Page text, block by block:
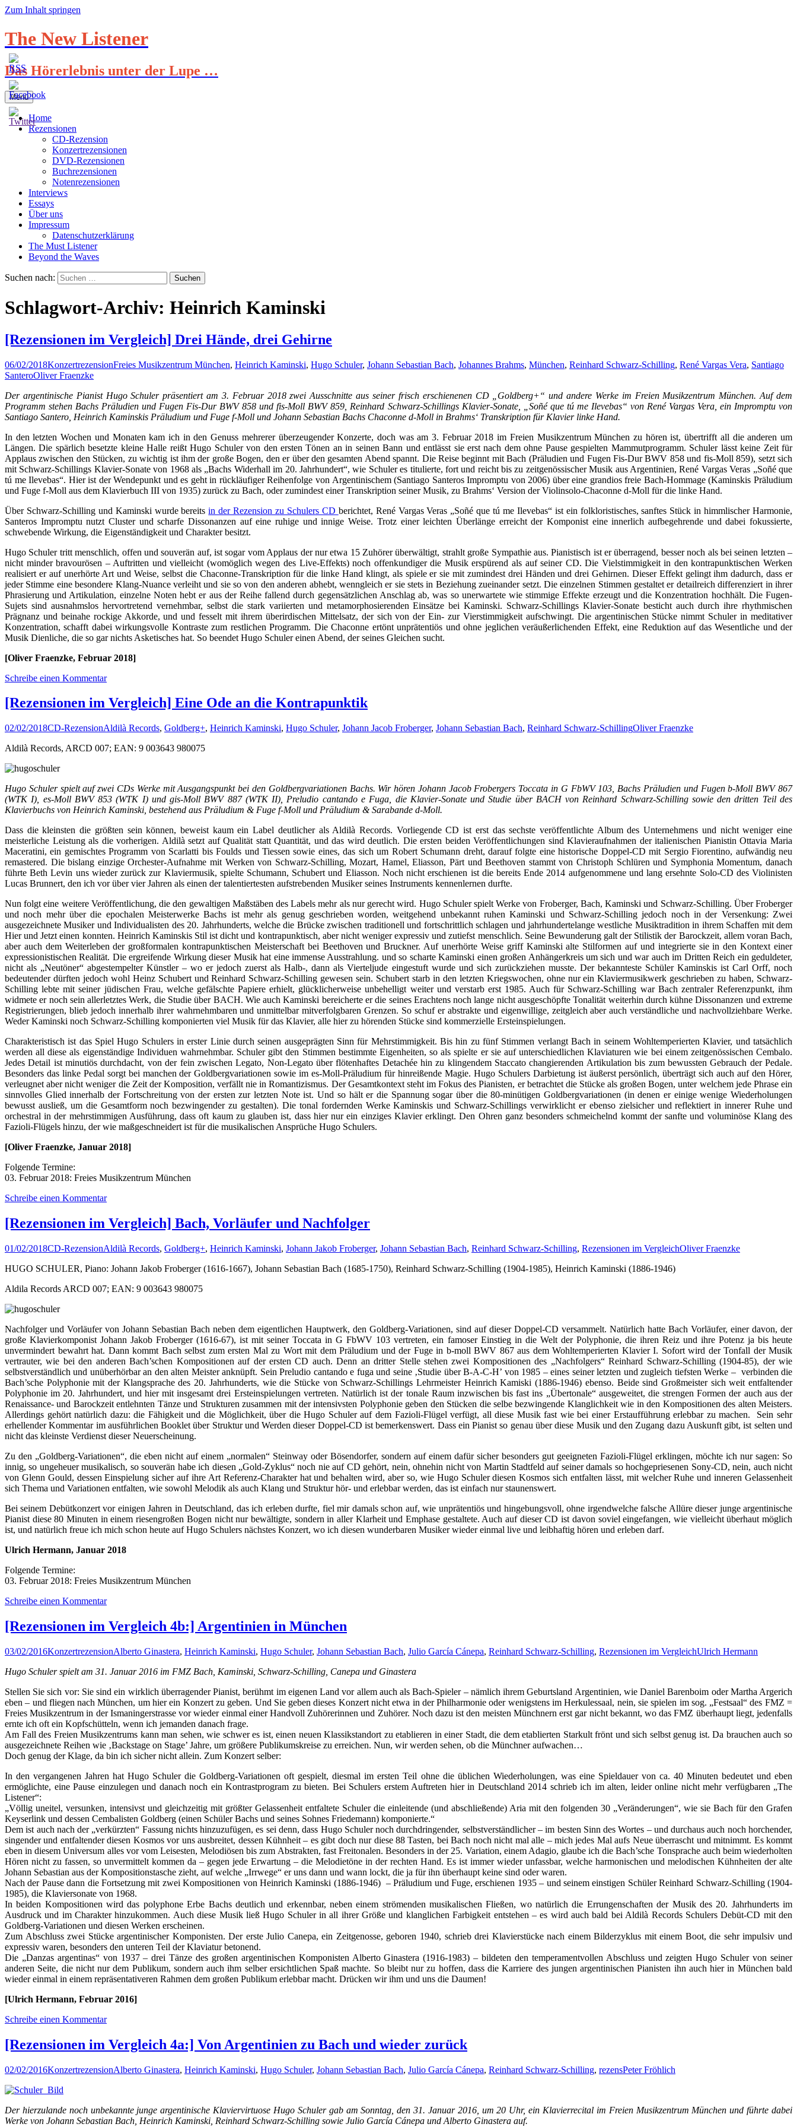
Zum Inhalt springen
The New Listener
Das Hörerlebnis unter der Lupe …
Menü
Home
Rezensionen
CD-Rezension
Konzertrezensionen
DVD-Rezensionen
Buchrezensionen
Notenrezensionen
Interviews
Essays
Über uns
Impressum
Datenschutzerklärung
The Must Listener
Beyond the Waves
Suchen nach:
Schlagwort-Archiv: Heinrich Kaminski
[Rezensionen im Vergleich] Drei Hände, drei Gehirne
06/02/2018KonzertrezensionFreies Musikzentrum München, Heinrich Kaminski, Hugo Schuler, Johann Sebastian Bach, Johannes Brahms, München, Reinhard Schwarz-Schilling, René Vargas Vera, Santiago
SanteroOliver Fraenzke
Der argentinische Pianist Hugo Schuler präsentiert am 3. Februar 2018 zwei Ausschnitte aus seiner frisch erschienenen CD „Goldberg+“ und andere Werke im Freien Musikzentrum München. Auf dem
Programm stehen Bachs Präludien und Fugen Fis-Dur BWV 858 und fis-Moll BWV 859, Reinhard Schwarz-Schillings Klavier-Sonate, „Soñé que tú me Ilevebas“ von René Vargas Vera, ein Impromptu von
Santiago Santero, Heinrich Kaminskis Präludium und Fuge f-Moll und Johann Sebastian Bachs Chaconne d-Moll in Brahms‘ Transkription für Klavier linke Hand.
In den letzten Wochen und Monaten kam ich in den Genuss mehrerer überzeugender Konzerte, doch was am 3. Februar 2018 im Freien Musikzentrum München zu hören ist, übertrifft all die anderen um
Längen. Die spärlich besetzte kleine Halle reißt Hugo Schuler von den ersten Tönen an in seinen Bann und entlässt sie erst nach dem ohne Pause gespielten Mammutprogramm. Schuler lässt keine Zeit für
Applaus zwischen den Stücken, zu wichtig ist ihm der große Bogen, den er über den gesamten Abend spannt. Die Reise beginnt mit Bach (Präludien und Fugen Fis-Dur BWV 858 und fis-Moll 859), setzt sich
mit Schwarz-Schillings Klavier-Sonate von 1968 als „Bachs Widerhall im 20. Jahrhundert“, wie Schuler es titulierte, fort und reicht bis zu zeitgenössischer Musik aus Argentinien, René Vargas Veras „Soñé que
tú me Ilevebas“. Hier ist der Wendepunkt und es geht in rückläufiger Reihenfolge von Argentinischem (Santiago Santeros Impromptu von 2006) über eine grandios freie Bach-Hommage (Kaminskis Präludium
und Fuge f-Moll aus dem Klavierbuch III von 1935) zurück zu Bach, oder zumindest einer Transkription seiner Musik, zu Brahms‘ Version der Violinsolo-Chaconne d-Moll für die linke Hand.
Über Schwarz-Schilling und Kaminski wurde bereitsin der Rezension zu Schulers CD berichtet, René Vargas Veras „Soñé que tú me Ilevebas“ ist ein folkloristisches, sanftes Stück in himmlischer Harmonie,
Santeros Impromptu nutzt Cluster und scharfe Dissonanzen auf eine ruhige und innige Weise. Trotz einer leichten Überlänge erreicht der Komponist eine innerlich aufbegehrende und dabei fokussierte,
schwebende Wirkung, die Eigenständigkeit und Charakter besitzt.
Hugo Schuler tritt menschlich, offen und souverän auf, ist sogar vom Applaus der nur etwa 15 Zuhörer überwältigt, strahlt große Sympathie aus. Pianistisch ist er überragend, besser noch als bei seinen letzten –
nicht minder bravourösen – Auftritten und vielleicht (womöglich wegen des Live-Effekts) noch offenkundiger die Musik erspürend als auf seiner CD. Die Vielstimmigkeit in den kontrapunktischen Werken
realisiert er auf unerhörte Art und Weise, selbst die Chaconne-Transkription für die linke Hand klingt, als spiele er sie mit zumindest drei Händen und drei Gehirnen. Dieser Effekt gelingt ihm dadurch, dass er
jeder Stimme eine besondere Klang-Nuance verleiht und sie so von den anderen abhebt, wenngleich er sie stets in Beziehung zueinander setzt. Die einzelnen Stimmen gestaltet er detailreich differenziert in ihrer
Phrasierung und Artikulation, einzelne Noten hebt er aus der Reihe fallend durch gegensätzlichen Anschlag ab, was so unerwartete wie stimmige Effekte erzeugt und die Konzentration hochhält. Die Fugen-
Sujets sind ausnahmslos hervortretend vernehmbar, selbst die stark variierten und metamorphosierenden Einsätze bei Kaminski. Schwarz-Schillings Klavier-Sonate besticht auch durch ihre rhythmischen
Prägnanz und beinahe rockige Akkorde, und und fesselt mit ihrem überirdischen Mittelsatz, der sich von der Ein- zur Vierstimmigkeit aufschwingt. Die argentinischen Stücke nimmt Schuler in meditativer
Konzentration, schafft dabei wirkungsvolle Kontraste zum restlichen Programm. Die Chaconne ertönt unprätentiös und ohne jeglichen veräußerlichenden Effekt, eine Reduktion auf das Wesentliche und der
Musik Dienliche, die so gar nichts Asketisches hat. So beendet Hugo Schuler einen Abend, der seines Gleichen sucht.
[Oliver Fraenzke, Februar 2018]
Schreibe einen Kommentar
[Rezensionen im Vergleich] Eine Ode an die Kontrapunktik
02/02/2018CD-RezensionAldilà Records, Goldberg+, Heinrich Kaminski, Hugo Schuler, Johann Jacob Froberger, Johann Sebastian Bach, Reinhard Schwarz-SchillingOliver Fraenzke
Aldilà Records, ARCD 007; EAN: 9 003643 980075
Hugo Schuler spielt auf zwei CDs Werke mit Ausgangspunkt bei den Goldbergvariationen Bachs. Wir hören Johann Jacob Frobergers Toccata in G FbWV 103, Bachs Präludien und Fugen b-Moll BWV 867
(WTK I), es-Moll BWV 853 (WTK I) und gis-Moll BWV 887 (WTK II), Preludio cantando e Fuga, die Klavier-Sonate und Studie über BACH von Reinhard Schwarz-Schilling sowie den dritten Teil des
Klavierbuchs von Heinrich Kaminski, bestehend aus Präludium & Fuge f-Moll und Präludium & Sarabande d-Moll.
Dass die kleinsten die größten sein können, beweist kaum ein Label deutlicher als Aldilà Records. Vorliegende CD ist erst das sechste veröffentlichte Album des Unternehmens und nicht weniger eine
meisterliche Leistung als die vorherigen. Aldilà setzt auf Qualität statt Quantität, und das wird deutlich. Die ersten beiden Veröffentlichungen sind Klavieraufnahmen der italienischen Pianistin Ottavia Maria
Maceratini, ein gemischtes Programm von Scarlatti bis Foulds und Tiessen sowie eines, das sich um Robert Schumann dreht, darauf folgte eine historische Doppel-CD mit Sergio Fiorentino, aufwändig neu
remastered. Die bislang einzige Orchester-Aufnahme mit Werken von Schwarz-Schilling, Mozart, Hamel, Eliasson, Pärt und Beethoven stammt von Christoph Schlüren und Symphonia Momentum, danach
führte Beth Levin uns wieder zurück zur Klaviermusik, spielte Schumann, Schubert und Eliasson. Noch nicht erschienen ist die bereits Ende 2014 aufgenommene und lang ersehnte Solo-CD des Violinisten
Lucas Brunnert, den ich vor über vier Jahren als einen der talentiertesten aufstrebenden Musiker seines Instruments kennenlernen durfte.
Nun folgt eine weitere Veröffentlichung, die den gewaltigen Maßstäben des Labels mehr als nur gerecht wird. Hugo Schuler spielt Werke von Froberger, Bach, Kaminski und Schwarz-Schilling. Über Froberger
und noch mehr über die epochalen Meisterwerke Bachs ist mehr als genug geschrieben worden, weitgehend unbekannt ruhen Kaminski und Schwarz-Schilling jedoch noch in der Versenkung: Zwei
ausgezeichnete Musiker und Individualisten des 20. Jahrhunderts, welche die Brücke zwischen traditionell und fortschrittlich schlagen und jahrhundertelange westliche Musiktradition in ihrem Schaffen mit dem
Hier und Jetzt einen konnten. Heinrich Kaminskis Stil ist dicht und kontrapunktisch, aber nicht weniger expressiv und zutiefst menschlich. Seine Bewunderung galt der Stilistik der Barockzeit, allem voran Bach,
aber auch dem Weiterleben der großformalen kontrapunktischen Meisterschaft bei Beethoven und Bruckner. Auf unerhörte Weise griff Kaminski alte Stilformen auf und integrierte sie in den Kontext einer
expressionistischen Realität. Die ergreifende Wirkung dieser Musik hat eine immense Ausstrahlung. und so scharte Kaminski einen großen Anhängerkreis um sich und war auch im Dritten Reich ein geduldeter,
nicht als „Neutöner“ abgestempelter Künstler – wo er jedoch zuerst als Halb-, dann als Vierteljude eingestuft wurde und sich zurückziehen musste. Der bekannteste Schüler Kaminskis ist Carl Orff, noch
bedeutender dürften jedoch wohl Heinz Schubert und Reinhard Schwarz-Schilling gewesen sein. Schubert starb in den letzten Kriegswochen, ohne nur ein Klaviermusikwerk geschrieben zu haben, Schwarz-
Schilling lebte mit seiner jüdischen Frau, welche gefälschte Papiere erhielt, glücklicherweise unbehelligt weiter und verstarb erst 1985. Auch für Schwarz-Schilling war Bach zentraler Referenzpunkt, ihm
widmete er noch sein allerletztes Werk, die Studie über BACH. Wie auch Kaminski bereicherte er die seines Erachtens noch lange nicht ausgeschöpfte Tonalität weiterhin durch kühne Dissonanzen und extreme
Registrierungen, blieb jedoch innerhalb ihrer wahrnehmbaren und unmittelbar mitverfolgbaren Grenzen. So schuf er abstrakte und eigenwillige, zeitgleich aber auch verständliche und nachvollziehbare Werke.
Weder Kaminski noch Schwarz-Schilling komponierten viel Musik für das Klavier, alle hier zu hörenden Stücke sind kommerzielle Ersteinspielungen.
Charakteristisch ist das Spiel Hugo Schulers in erster Linie durch seinen ausgeprägten Sinn für Mehrstimmigkeit. Bis hin zu fünf Stimmen verlangt Bach in seinem Wohltemperierten Klavier, und tatsächlich
werden all diese als eigenständige Individuen wahrnehmbar. Schuler gibt den Stimmen bestimmte Eigenheiten, so als spielte er sie auf unterschiedlichen Klaviaturen wie bei einem zeitgenössischen Cembalo.
Jedes Detail ist minutiös durchdacht, von der fein zwischen Legato, Non-Legato über flötenhaftes Detachée hin zu klingendem Staccato changierenden Artikulation bis zum bewussten Gebrauch der Pedale.
Besonders das linke Pedal sorgt bei manchen der Goldbergvariationen sowie im es-Moll-Präludium für hinreißende Magie. Hugo Schulers Darbietung ist äußerst persönlich, überträgt sich auch auf den Hörer,
verleugnet aber nicht weniger die Zeit der Komposition, verfällt nie in Romantizismus. Der Gesamtkontext steht im Fokus des Pianisten, er betrachtet die Stücke als großen Bogen, unter welchem jede Phrase ein
sinnvolles Glied innerhalb der Fortschreitung von der ersten zur letzten Note ist. Und so hält er die Spannung sogar über die 80-minütigen Goldbergvariationen (in denen er einige wenige Wiederholungen
bewusst ausließ, um die Gesamtform noch bezwingender zu gestalten). Die tonal fordernden Werke Kaminskis und Schwarz-Schillings verwirklicht er ebenso zielsicher und reflektiert in innerer Ruhe und
orchestral in der mehrstimmigen Ausführung, dass oft kaum zu glauben ist, dass hier nur ein einziges Klavier erklingt. Den Ohren ganz besonders schmeichelnd kommt der sanfte und voluminöse Klang des
Fazioli-Flügels hinzu, der wie maßgeschneidert ist für die musikalischen Ansprüche Hugo Schulers.
[Oliver Fraenzke, Januar 2018]
Folgende Termine:
03. Februar 2018: Freies Musikzentrum München
Schreibe einen Kommentar
[Rezensionen im Vergleich] Bach, Vorläufer und Nachfolger
01/02/2018CD-RezensionAldilà Records, Goldberg+, Heinrich Kaminski, Johann Jakob Froberger, Johann Sebastian Bach, Reinhard Schwarz-Schilling, Rezensionen im VergleichOliver Fraenzke
HUGO SCHULER, Piano: Johann Jakob Froberger (1616-1667), Johann Sebastian Bach (1685-1750), Reinhard Schwarz-Schilling (1904-1985), Heinrich Kaminski (1886-1946)
Aldila Records ARCD 007; EAN: 9 003643 980075
Nachfolger und Vorläufer von Johann Sebastian Bach neben dem eigentlichen Hauptwerk, den Goldberg-Variationen, sind auf dieser Doppel-CD versammelt. Natürlich hatte Bach Vorläufer, einer davon, der
große Klavierkomponist Johann Jakob Froberger (1616-67), ist mit seiner Toccata in G FbWV 103 vertreten, ein famoser Einstieg in die Welt der Polyphonie, die ihren Reiz und ihre Potenz ja bis heute
unvermindert bewahrt hat. Dann kommt Bach selbst zum ersten Mal zu Wort mit dem Präludium und der Fuge in b-moll BWV 867 aus dem Wohltemperierten Klavier I. Sofort wird der Tonfall der Musik
vertrauter, wie bei den anderen Bach’schen Kompositionen auf der ersten CD auch. Denn an dritter Stelle stehen zwei Kompositionen des „Nachfolgers“ Reinhard Schwarz-Schilling (1904-85), der wie
selbstverständlich und unüberhörbar an den alten Meister anknüpft. Sein Preludio cantando e fuga und seine ‚Studie über B-A-C-H’ von 1985 – eines seiner letzten und zugleich tiefsten Werke – verbinden die
Bach’sche Polyphonie mit der Klangsprache des 20. Jahrhunderts, wie die Stücke von Schwarz-Schillings Lehrmeister Heinrich Kamiski (1886-1946) ebenso. Beide sind Großmeister sich weit entfaltender
Polyphonie im 20. Jahrhundert, und hier mit insgesamt drei Ersteinspielungen vertreten. Natürlich ist der tonale Raum inzwischen bis fast ins „Übertonale“ ausgeweitet, die strengen Formen der auch aus der
Renaissance- und Barockzeit entlehnten Tänze und Strukturen zusammen mit der intensivsten Polyphonie geben den Stücken die selbe bezwingende Klanglichkeit wie in den Kompositionen des alten Meisters.
Allerdings gehört natürlich dazu: die Fähigkeit und die Möglichkeit, über die Hugo Schuler auf dem Fazioli-Flügel verfügt, all diese Musik fast wie bei einer Erstaufführung erlebbar zu machen. Sein sehr
erhellender Kommentar im ausführlichen Booklet über Struktur und Werden dieser Doppel-CD ist bemerkenswert. Dass ein Pianist so genau über diese Musik und den Zugang dazu Auskunft gibt, ist selten und
nicht das kleinste Verdienst dieser Neuerscheinung.
Zu den „Goldberg-Variationen“, die eben nicht auf einem „normalen“ Steinway oder Bösendorfer, sondern auf einem dafür sicher besonders gut geeigneten Fazioli-Flügel erklingen, möchte ich nur sagen: So
innig, so ungeheuer musikalisch, so souverän habe ich diesen „Gold-Zyklus“ noch nie auf CD gehört, nein, ohnehin nicht von Martin Stadtfeld auf seiner damals so hochgepriesenen Sony-CD, nein, auch nicht
von Glenn Gould, dessen Einspielung sicher auf ihre Art Referenz-Charakter hat und behalten wird, aber so, wie Hugo Schuler diesen Kosmos sich entfalten lässt, mit welcher Ruhe und inneren Gelassenheit
sich Thema und Variationen entfalten, wie sowohl Melodik als auch Klang und Struktur hör- und erlebbar werden, das ist einfach nur staunenswert.
Bei seinem Debütkonzert vor einigen Jahren in Deutschland, das ich erleben durfte, fiel mir damals schon auf, wie unprätentiös und hingebungsvoll, ohne irgendwelche falsche Allüre dieser junge argentinische
Pianist diese 80 Minuten in einem riesengroßen Bogen nicht nur bewältigte, sondern in aller Klarheit und Emphase gestaltete. Auch auf dieser CD ist davon soviel eingefangen, wie vielleicht überhaut möglich
ist, und natürlich freue ich mich schon heute auf Hugo Schulers nächstes Konzert, wo ich diesen wunderbaren Musiker wieder einmal live und leibhaftig hören und erleben darf.
Ulrich Hermann, Januar 2018
Folgende Termine:
03. Februar 2018: Freies Musikzentrum München
Schreibe einen Kommentar
[Rezensionen im Vergleich 4b:] Argentinien in München
03/02/2016KonzertrezensionAlberto Ginastera, Heinrich Kaminski, Hugo Schuler, Johann Sebastian Bach, Julio García Cánepa, Reinhard Schwarz-Schilling, Rezensionen im VergleichUlrich Hermann
Hugo Schuler spielt am 31. Januar 2016 im FMZ Bach, Kaminski, Schwarz-Schilling, Canepa und Ginastera
Stellen Sie sich vor: Sie sind ein wirklich überragender Pianist, berühmt im eigenen Land vor allem auch als Bach-Spieler – nämlich ihrem Geburtsland Argentinien, wie Daniel Barenboim oder Martha Argerich
eben – und fliegen nach München, um hier ein Konzert zu geben. Und Sie geben dieses Konzert nicht etwa in der Philharmonie oder wenigstens im Herkulessaal, nein, sie spielen im sog. „Festsaal“ des FMZ =
Freies Musikzentrum in der Ismaningerstrasse vor wieder einmal einer Handvoll Zuhörerinnen und Zuhörer. Noch dazu ist den meisten Münchnern erst gar nicht bekannt, wo das FMZ überhaupt liegt, jedenfalls
ernte ich oft ein Kopfschütteln, wenn ich jemanden danach frage.
Am Fall des Freien Musikzentrums kann man sehen, wie schwer es ist, einen neuen Klassikstandort zu etablieren in einer Stadt, die dem etablierten Starkult frönt und sich selbst genug ist. Da brauchen auch so
ausgezeichnete Reihen wie ‚Backstage on Stage’ Jahre, um größere Publikumskreise zu erreichen. Nun, wir werden sehen, ob die Münchner aufwachen…
Doch genug der Klage, da bin ich sicher nicht allein. Zum Konzert selber:
In den vergangenen Jahren hat Hugo Schuler die Goldberg-Variationen oft gespielt, diesmal im ersten Teil ohne die üblichen Wiederholungen, was eine Spieldauer von ca. 40 Minuten bedeutet und eben
ermöglichte, eine Pause einzulegen und danach noch ein Kontrastprogram zu bieten. Bei Schulers erstem Auftreten hier in Deutschland 2014 schrieb ich im alten, leider online nicht mehr verfügbaren „The
Listener“:
„Völlig uneitel, versunken, intensivst und gleichzeitig mit größter Gelassenheit entfaltete Schuler die einleitende (und abschließende) Aria mit den folgenden 30 „Veränderungen“, wie sie Bach für den Grafen
Keyserlink und dessen Cembalisten Goldberg (einen Schüler Bachs und seines Sohnes Friedemann) komponierte.“
Dem ist auch nach der „verkürzten“ Fassung nichts hinzuzufügen, es sei denn, dass Hugo Schuler noch durchdringender, selbstverständlicher – im besten Sinn des Wortes – und durchaus auch noch horchender,
singender und entfaltender diesen Kosmos vor uns ausbreitet, dessen Kühnheit – es gibt doch nur diese 88 Tasten, bei Bach noch nicht mal alle – mich jedes Mal aufs Neue überrascht und mitnimmt. Es kommt
eben in diesem Universum alles vor vom Leisesten, Melodiösen bis zum Abstrakten, fast Freitonalen. Besonders in der 25. Variation, einem Adagio, glaube ich die Bach’sche Tonsprache auch beim wiederholten
Hören nicht zu fassen, so unvermittelt kommen da – gegen jede Erwartung – die Melodietöne in der rechten Hand. Es ist immer wieder unfassbar, welche harmonischen und melodischen Kühnheiten der alte
Johann Sebastian aus der Kompositionstasche zieht, auf welche „Irrwege“ er uns dann und wann lockt, die ja für ihn überhaupt keine sind oder waren.
Nach der Pause dann die Fortsetzung mit zwei Kompositionen von Heinrich Kaminski (1886-1946) – Präludium und Fuge, erschienen 1935 – und seinem einstigen Schüler Reinhard Schwarz-Schilling (1904-
1985), die Klaviersonate von 1968.
In beiden Kompositionen wird das polyphone Erbe Bachs deutlich und erkennbar, neben einem strömenden musikalischen Fließen, wo natürlich die Errungenschaften der Musik des 20. Jahrhunderts im
Ausdruck und im Charakter hinzukommen. Auch diese Musik ließ Hugo Schuler in all ihrer Größe und klanglichen Farbigkeit entstehen – es wird auch bald bei Aldilà Records Schulers Debüt-CD mit den
Goldberg-Variationen und diesen Werken erscheinen.
Zum Abschluss zwei Stücke argentinischer Komponisten. Der erste Julio Canepa, ein Zeitgenosse, geboren 1940, schrieb drei Klavierstücke nach einem Bilderzyklus mit einem Boot, die sehr impulsiv und
expressiv waren, besonders den unteren Teil der Klaviatur betonend.
Die „Danzas argentinas“ von 1937 – drei Tänze des großen argentinischen Komponisten Alberto Ginastera (1916-1983) – bildeten den temperamentvollen Abschluss und zeigten Hugo Schuler von seiner
anderen Seite, die nicht nur dem Publikum, sondern auch ihm selber ersichtlichen Spaß machte. So bleibt nur zu hoffen, dass die Karriere des jungen argentinischen Pianisten ihn auch hier in München bald
wieder einmal in einem repräsentativeren Rahmen dem großen Publikum erlebbar macht. Drücken wir ihm und uns die Daumen!
[Ulrich Hermann, Februar 2016]
Schreibe einen Kommentar
[Rezensionen im Vergleich 4a:] Von Argentinien zu Bach und wieder zurück
02/02/2016KonzertrezensionAlberto Ginastera, Heinrich Kaminski, Hugo Schuler, Johann Sebastian Bach, Julio García Cánepa, Reinhard Schwarz-Schilling, rezensPeter Fröhlich
Der hierzulande noch unbekannte junge argentinische Klaviervirtuose Hugo Schuler gab am Sonntag, den 31. Januar 2016, um 20 Uhr, ein Klavierrecital im Freien Musikzentrum München und führte dabei
Werke von Johann Sebastian Bach, Heinrich Kaminski, Reinhard Schwarz-Schilling sowie Julio García Cánepa und Alberto Ginastera auf.